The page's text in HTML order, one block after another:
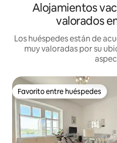
Alojamientos
valorados
Los huéspedes están de
muy valoradas por su
Favorito entre huéspedes
Favorito entre huéspedes